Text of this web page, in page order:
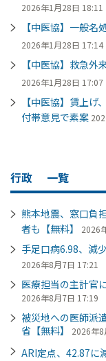
2026年1月28日 18:11
【中医協】一般
2026年1月28日 17:14
【中医協】救急
2026年1月28日 17:07
【中医協】賃上
付帯意見で素案
行政 一覧
熊本地震、窓口
者も【無料】
2026
手足口病6.98、
2026年8月7日 17:21
医療担当の主計
2026年8月7日 17:19
被災地への医師
省【無料】
2026年
ARI定点、42.87